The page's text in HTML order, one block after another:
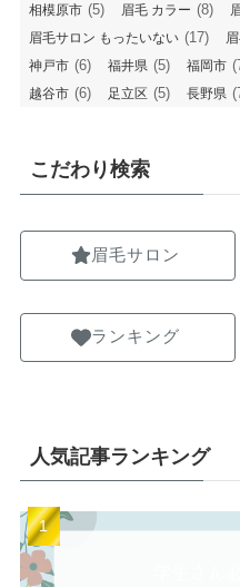
相模原市 (5) 眉毛 カラー (8)
眉毛サロン もったいない (17)
神戸市 (6) 福井県 (5) 福岡市
越谷市 (6) 足立区 (5) 長野県
こだわり検索
眉毛サロン
ランキング
人気記事ランキング